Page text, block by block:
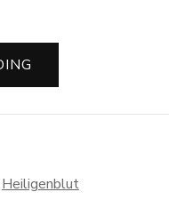
Heiligenblut